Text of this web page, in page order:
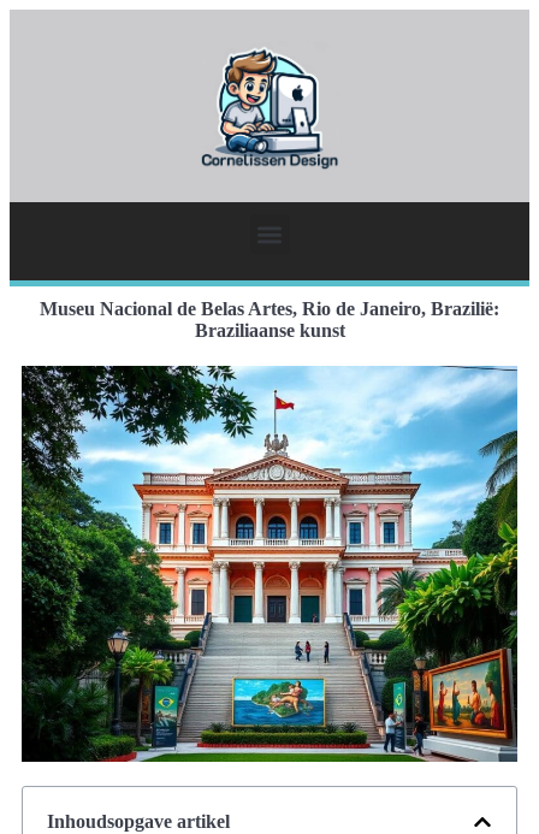
Museu Nacional de Belas Artes, Rio de Janeiro, Brazilië:
Braziliaanse kunst
Inhoudsopgave artikel